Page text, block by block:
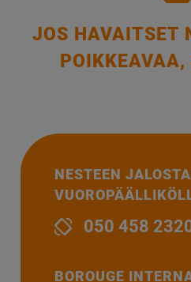
JOS HAVAITSET
NESTEEN
050 458
BOROUGE